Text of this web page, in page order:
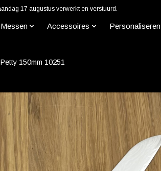
17 augustus verwerkt en verstuurd.
Messen Accessoires Personaliseren
150mm 10251
Items